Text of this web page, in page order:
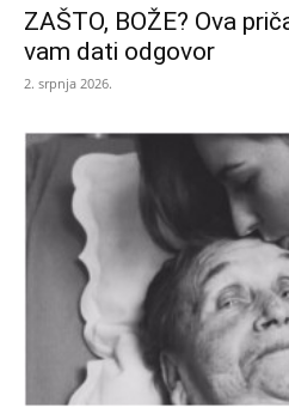
ZAŠTO, BOŽE? Ova
vam dati odgovor
2. srpnja 2026.